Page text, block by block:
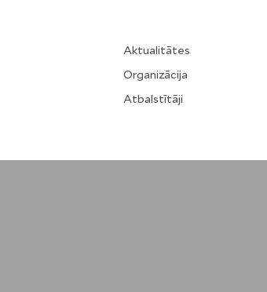
Aktualitātes
Organizācija
Atbalstītāji